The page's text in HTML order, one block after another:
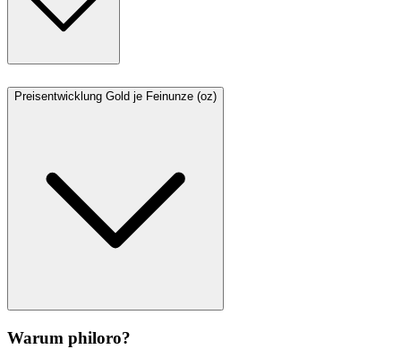
Preisentwicklung Gold je Feinunze (oz)
Warum philoro?